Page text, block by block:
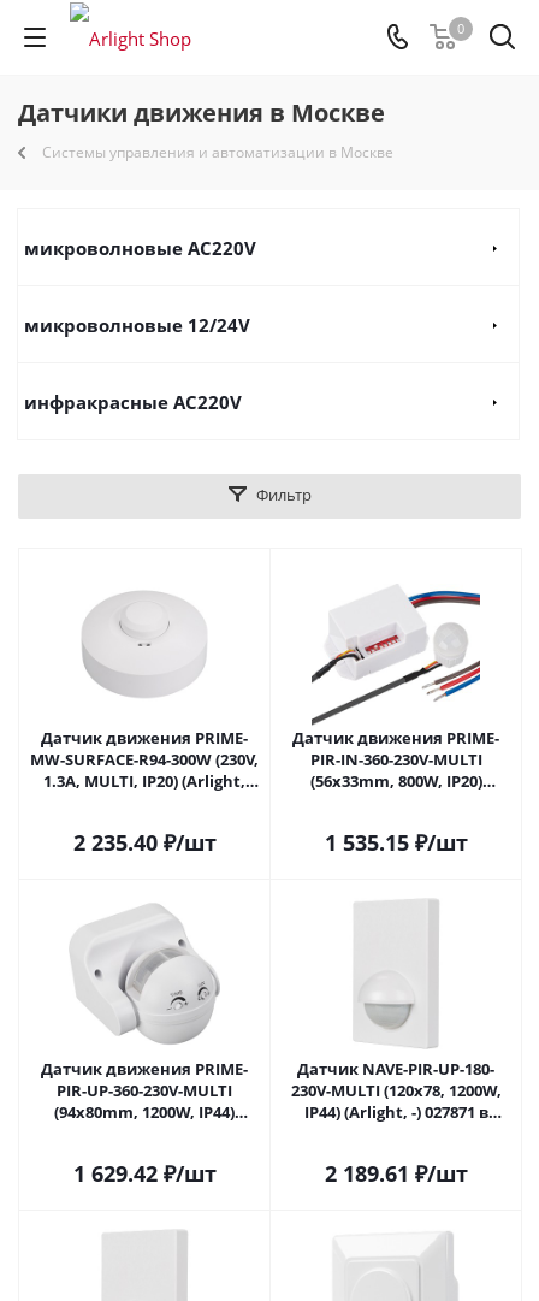
0
Датчики движения в Москве
Системы управления и автоматизации в Москве
микроволновые AC220V
микроволновые 12/24V
инфракрасные AC220V
Фильтр
Датчик движения PRIME-
MW-SURFACE-R94-300W (230V,
1.3A, MULTI, IP20) (Arlight,
2 235.40₽/шт
Датчик движения PRIME-
PIR-IN-360-230V-MULTI
(56x33mm, 800W, IP20)
1 535.15₽/шт
Датчик движения PRIME-
PIR-UP-360-230V-MULTI
(94x80mm, 1200W, IP44)
1 629.42₽/шт
Датчик NAVE-PIR-UP-180-
230V-MULTI (120x78, 1200W,
IP44) (Arlight, -) 027871 в
2 189.61 ₽/шт